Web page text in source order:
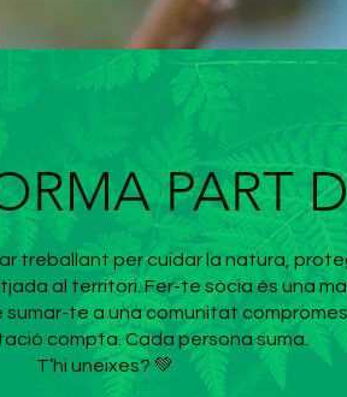
PART
treballant per cuidar la natura,
al territori. Fer-te sòcia és una
te a una comunitat
compta. Cada persona suma.
T’hi uneixes? 💚